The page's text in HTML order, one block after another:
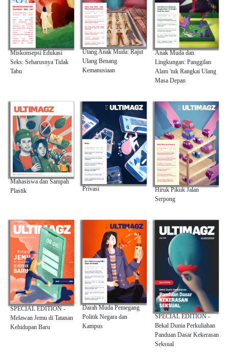
Miskonsepsi Edukasi
Seks: Seharusnya Tidak
Tabu
Utang Anak Muda: Rajut
Ulang Benang
Kemanusiaan
Anak Muda dan
Lingkungan: Panggilan
Alam 'tuk Rangkai Ulang
Masa Depan
Mahasiswa dan Sampah
Plastik
Privasi
Hiruk Pikuk Jalan
Serpong
SPECIAL EDITION -
Melawan Jemu di Tatanan
Kehidupan Baru
Darah Muda Pemegang
Politik Negara dan
Kampus
SPECIAL EDITION -
Bekal Dunia Perkuliahan
Panduan Dasar Kekerasan
Seksual